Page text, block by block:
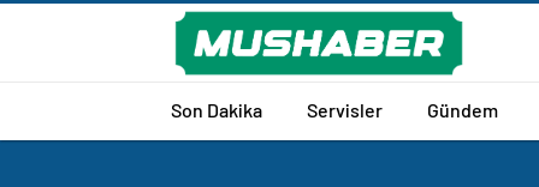
Son Dakika Servisler Gündem